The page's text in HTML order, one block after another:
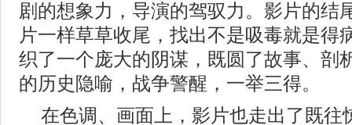
剧的想象力，导演的驾驭力。影片的结
片一样草草收尾，找出不是吸毒就是得
织了一个庞大的阴谋，既圆了故事、剖
的历史隐喻，战争警醒，一举三得。
在色调、画面上，影片也走出了既往